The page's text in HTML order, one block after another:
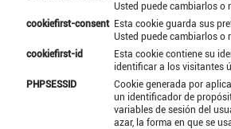
Usted puede cambiarlos o
cookiefirst-consent Esta cookie guarda sus
Usted puede cambiarlos o
cookiefirst-id
Esta cookie contiene su
identificar a los visitantes
PHPSESSID
Cookie generada por
un identificador de
variables de sesión del
azar, la forma en que se